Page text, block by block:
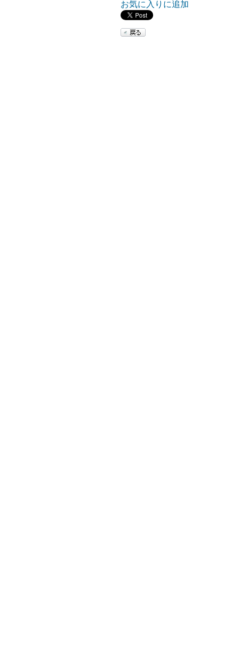
お気に入りに追加